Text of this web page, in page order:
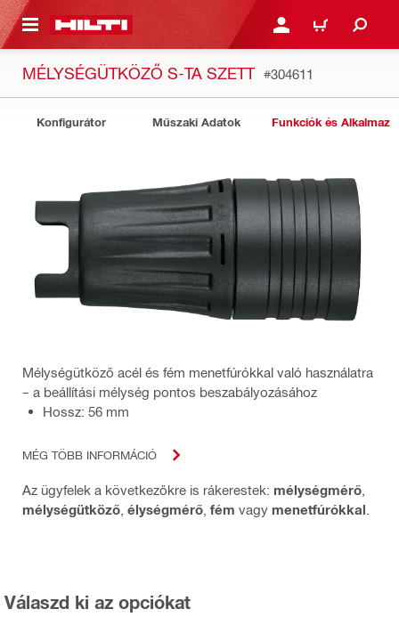
TARTALOMRA BEJELENTKEZÉS VAGY
KOSÁR
MÉLYSÉGÜTKÖZŐ S-TA SZETT #304611
Konfigurátor Műszaki Adatok Funkciók és
Mélységütköző acél és fém menetfúrókkal való használatra
– a beállítási mélység pontos beszabályozásához
Hossz: 56 mm
MÉG TÖBB INFORMÁCIÓ
Az ügyfelek a következőkre is rákerestek: mélységmérő
mélységütköző élységmérő fém vagy menetfúrókkal
Válaszd ki az opciókat